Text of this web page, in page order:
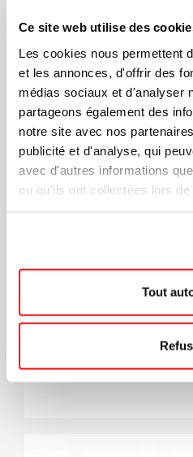
Ce site web utilise des
Les cookies nous permettent
et les annonces, d'offrir des
médias sociaux et d'analyser
partageons également des
notre site avec nos
publicité et d'analyse, qui
avec d'autres informations
ou qu'ils ont collectées lors
Tout
Manteau